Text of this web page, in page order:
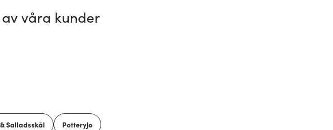
våra kunder
Salladsskål PotteryJo